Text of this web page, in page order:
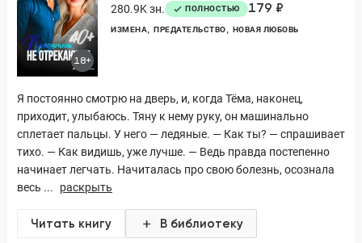
18+
280.9K зн.
ПОЛНОСТЬЮ 179 ₽
ИЗМЕНА ПРЕДАТЕЛЬСТВО НОВАЯ ЛЮБОВЬ
Я постоянно смотрю на дверь, и, когда Тёма, наконец,
приходит, улыбаюсь. Тяну к нему руку, он машинально
сплетает пальцы. У него — ледяные. — Как ты? — спрашивает
тихо. — Как видишь, уже лучше. — Ведь правда постепенно
начинает легчать. Начиталась про свою болезнь, осознала
весь ...
раскрыть
Читать книгу В библиотеку